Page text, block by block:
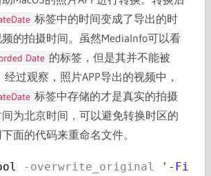
标签中的时间变成了导出的时
的拍摄时间。虽然MediaInfo可以看
Date 的标签，但是其并不能被
经过观察，照片APP导出的视频中，
标签中存储的才是真实的拍摄
为北京时间，可以避免转换时区的
面的代码来重命名文件。
-overwrite_original '-